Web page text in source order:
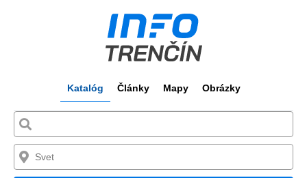
Katalóg Články Mapy Obrázky